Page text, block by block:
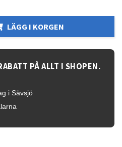
LÄGG I KORGEN
PÅ ALLT I SHOPEN.
i Sävsjö